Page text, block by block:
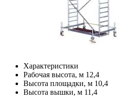
Характеристики
Рабочая высота, м 12,4
Высота площадки, м 10,4
Высота вышки, м 11,4